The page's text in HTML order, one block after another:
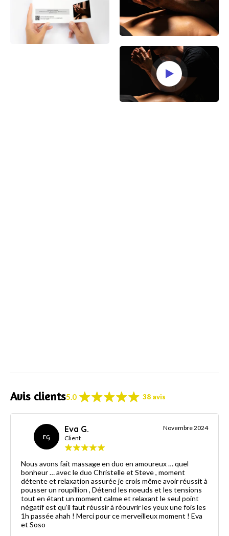
Avis clients5.0 38 avis
EG
Eva G.
Client
Novembre 2024
Nous avons fait massage en duo en amoureux … quel
bonheur … avec le duo Christelle et Steve , moment
détente et relaxation assurée je crois même avoir réussit à
pousser un roupillion , Détend les noeuds et les tensions
tout en étant un moment calme et relaxant le seul point
négatif est qu’il faut réussir à réouvrir les yeux une fois les
1h passée ahah ! Merci pour ce merveilleux moment ! Eva
et Soso